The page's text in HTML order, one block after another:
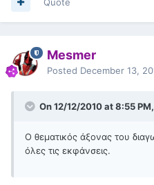
Mesmer
Posted December 13,
On 12/12/2010 at 8:55
Ο θεματικός άξονας του
όλες τις εκφάνσεις.